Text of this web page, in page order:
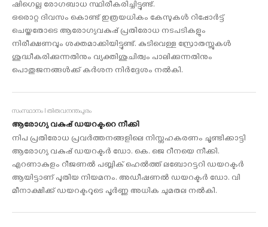
ഷിഗെല്ല രോഗബാധ സ്ഥിരീകരിച്ചിട്ടുണ്ട്.
ഒരൊറ്റ ദിവസം കൊണ്ട് ഇത്രയധികം കേസുകള്‍ റിപ്പോര്‍ട്ട്
ചെയ്തതോടെ ആരോഗ്യവകുപ്പ് പ്രതിരോധ നടപടികളും
നിരീക്ഷണവും ശക്തമാക്കിയിട്ടുണ്ട്. കുടിവെള്ള സ്രോതസ്സുകള്‍
ശുദ്ധീകരിക്കുന്നതിനും വ്യക്തിശുചിത്വം പാലിക്കുന്നതിനും
പൊതുജനങ്ങള്‍ക്ക് കര്‍ശന നിര്‍ദ്ദേശം നല്‍കി.
സംസ്ഥാനം I തിരുവനന്തപുരം
ആരോഗ്യ വകുപ്പ് ഡയറക്ടറെ നീക്കി
നിപ പ്രതിരോധ പ്രവർത്തനങ്ങളിലെ നിസ്സഹകരണം ചൂണ്ടിക്കാട്ടി
ആരോഗ്യ വകുപ്പ് ഡയറക്ടർ ഡോ. കെ. ജെ റീനയെ നീക്കി.
എറണാകുളം റീജണൽ പബ്ലിക് ഹെൽത്ത് ലബോറട്ടറി ഡയറക്ടർ
ആയിട്ടാണ് പുതിയ നിയമനം. അഡീഷണൽ ഡയറക്ടർ ഡോ. വി
മീനാക്ഷിക്ക് ഡയറക്ടറുടെ പൂർണ്ണ അധിക ചുമതല നൽകി.